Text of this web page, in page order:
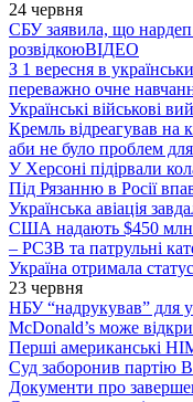
24 червня
СБУ заявила, що нардеп
розвідкоюВІДЕО
З 1 вересня в
переважно очне
Українські військові
Кремль відреагував на
аби не було проблем
У Херсоні підірвали
Під Рязанню в Росії
Українська авіація
США надають $450 млн
– РСЗВ та патрульні
Україна отримала
23 червня
НБУ “надрукував” для
McDonald’s може
Перші американські
Суд заборонив партію
Документи про